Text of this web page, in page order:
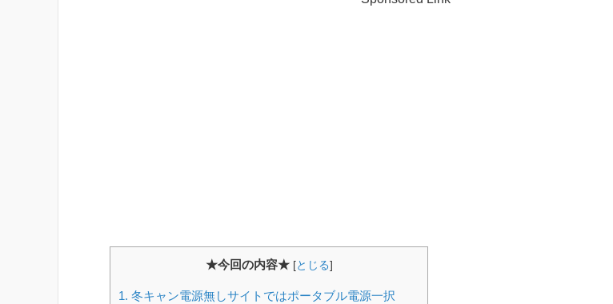
★今回の内容★ [とじる]
1. 冬キャン電源無しサイトではポータブル電源一択